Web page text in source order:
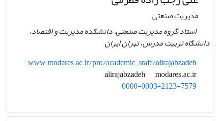
مدیریت صنعتی
استاد گروه مدیریت صنعتی، دانشکده مدیریت و اقتصاد،
دانشگاه تربیت مدرس، تهران ایران
www.modares.ac.ir/pro/academic_staff/alirajabzadeh
alirajabzadeh
modares.ac.ir
0000-0003-2123-7579